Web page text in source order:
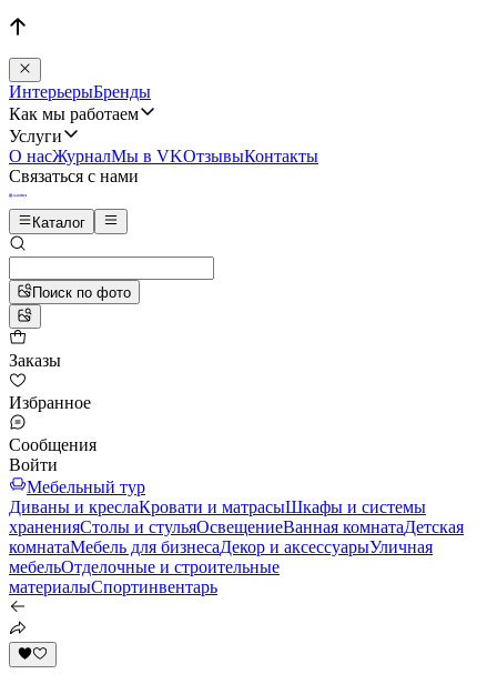
ИнтерьерыБренды
Как мы работаем
Услуги
О насЖурналМы в VKОтзывыКонтакты
Связаться с нами
Каталог
Поиск по фото
Заказы
Избранное
Сообщения
Войти
Мебельный тур
Диваны и креслаКровати и матрасыШкафы и системы
храненияСтолы и стульяОсвещениеВанная комнатаДетская
комнатаМебель для бизнесаДекор и аксессуарыУличная
мебельОтделочные и строительные
материалыСпортинвентарь